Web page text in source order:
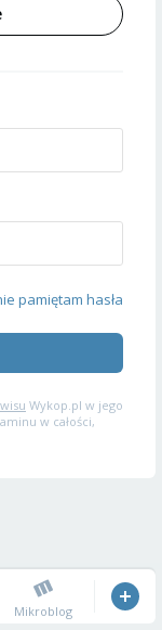
pamiętam hasła
Wykop.pl w jego
w całości,
Mikroblog